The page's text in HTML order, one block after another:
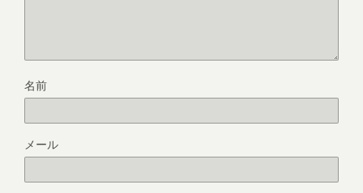
名前
メール